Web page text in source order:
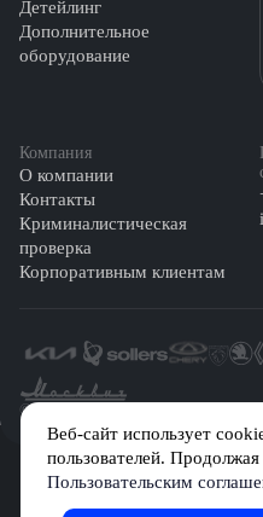
Веб-сайт использует
пользователей.
Пользовательским
Детейлинг
Дополнительное
оборудование
Компания
О компании
Контакты
Криминалистическая
проверка
Корпоративным клиентам
©️ 2026 Fresh Auto
Сетевое издание «Первый
Решением Федеральной службы по
технологий и массовых